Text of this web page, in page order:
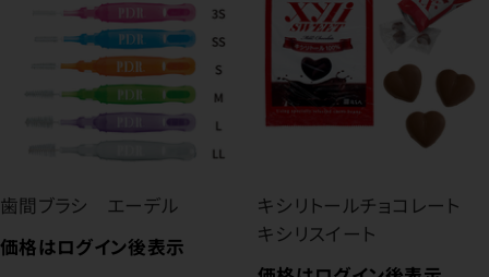
歯間ブラシ エーデル
価格はログイン後表示
キシリトールチョコレート
キシリスイート